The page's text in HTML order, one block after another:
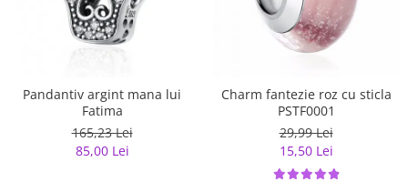
Pandantiv argint mana lui
Fatima
165,23 Lei
85,00 Lei
Charm fantezie roz cu sticla
PSTF0001
29,99 Lei
15,50 Lei